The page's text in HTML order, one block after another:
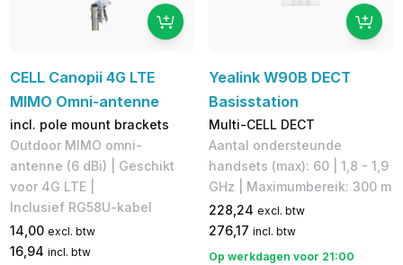
CELL Canopii 4G LTE
MIMO Omni-antenne
incl. pole mount brackets
Outdoor MIMO omni-
antenne (6 dBi) | Geschikt
voor 4G LTE |
Inclusief RG58U-kabel
14,00 excl. btw
16,94 incl. btw
Yealink W90B DECT
Basisstation
Multi-CELL DECT
Aantal ondersteunde
handsets (max): 60 | 1,8 - 1,9
GHz | Maximumbereik: 300 m
228,24 excl. btw
276,17 incl. btw
Op werkdagen voor 21:00